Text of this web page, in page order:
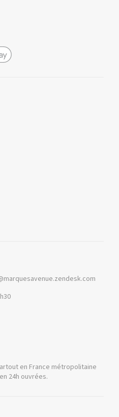
en France métropolitaine
24h ouvrées.